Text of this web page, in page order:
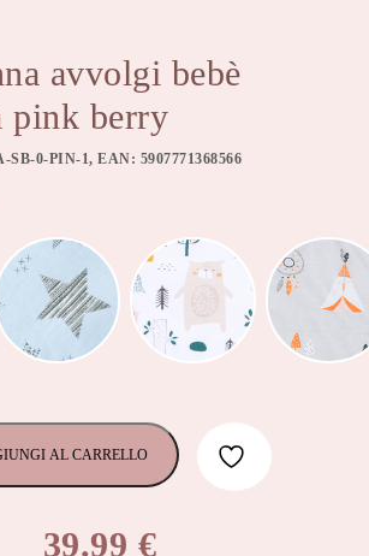
avvolgi bebè
pink berry
SB-0-PIN-1, EAN: 5907771368566
AL CARRELLO
39.99 €